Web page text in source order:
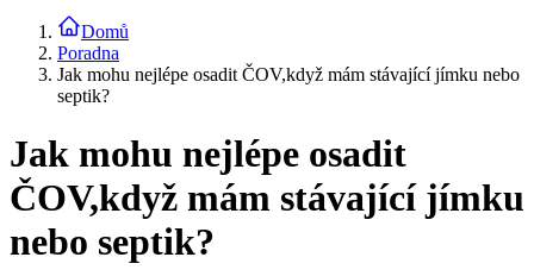
Domů
Poradna
Jak mohu nejlépe osadit ČOV,když mám stávající jímku nebo
septik?
Jak mohu nejlépe osadit
ČOV,když mám stávající jímku
nebo septik?